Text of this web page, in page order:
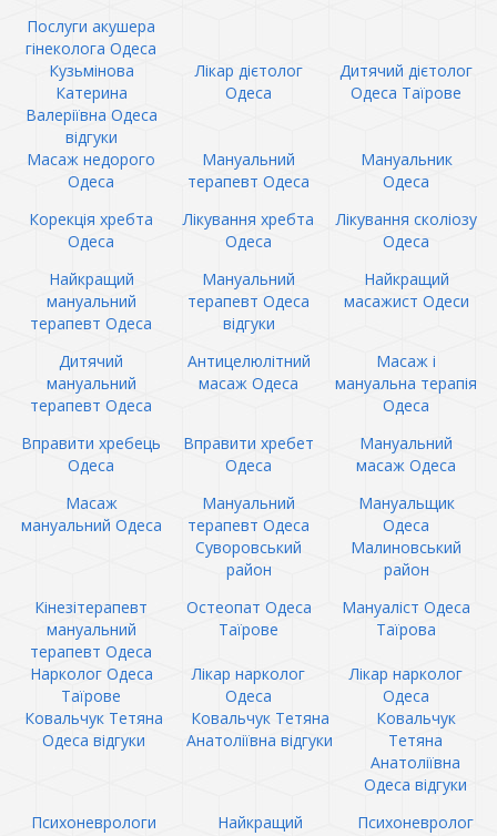
Послуги акушера
гінеколога Одеса
Кузьмінова
Катерина
Валеріївна Одеса
відгуки
Лікар дієтолог
Одеса
Дитячий дієтолог
Одеса Таїрове
Масаж недорого
Одеса
Мануальний
терапевт Одеса
Мануальник
Одеса
Корекція хребта
Одеса
Лікування хребта
Одеса
Лікування сколіозу
Одеса
Найкращий
мануальний
терапевт Одеса
Мануальний
терапевт Одеса
відгуки
Найкращий
масажист Одеси
Дитячий
мануальний
терапевт Одеса
Антицелюлітний
масаж Одеса
Масаж і
мануальна терапія
Одеса
Вправити хребець
Одеса
Вправити хребет
Одеса
Мануальний
масаж Одеса
Масаж
мануальний Одеса
Мануальний
терапевт Одеса
Суворовський
район
Мануальщик
Одеса
Малиновський
район
Кінезітерапевт
мануальний
терапевт Одеса
Остеопат Одеса
Таїрове
Мануаліст Одеса
Таїрова
Нарколог Одеса
Таїрове
Лікар нарколог
Одеса
Лікар нарколог
Одеса
Ковальчук Тетяна
Одеса відгуки
Ковальчук Тетяна
Анатоліївна відгуки
Ковальчук
Тетяна
Анатоліївна
Одеса відгуки
Психоневрологи
Найкращий
Психоневролог